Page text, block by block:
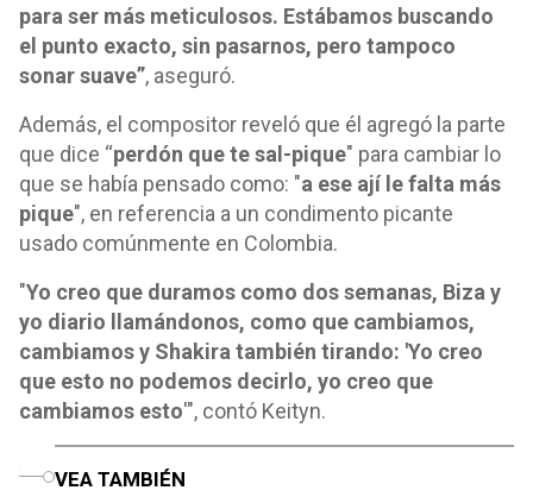
para ser más meticulosos. Estábamos buscando
el punto exacto, sin pasarnos, pero tampoco
sonar suave”, aseguró.
Además, el compositor reveló que él agregó la parte
que dice “perdón que te sal-pique" para cambiar lo
que se había pensado como: "a ese ají le falta más
pique", en referencia a un condimento picante
usado comúnmente en Colombia.
"Yo creo que duramos como dos semanas, Biza y
yo diario llamándonos, como que cambiamos,
cambiamos y Shakira también tirando: 'Yo creo
que esto no podemos decirlo, yo creo que
cambiamos esto'", contó Keityn.
VEA TAMBIÉN